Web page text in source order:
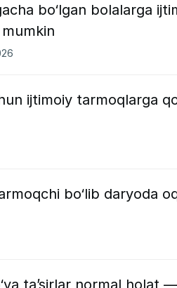
bo‘lgan bolalarga
ijtimoiy tarmoqlarga
bo‘lib daryoda
ta’sirlar normal holat